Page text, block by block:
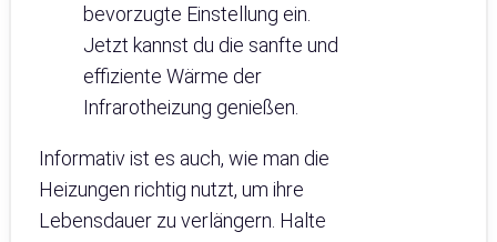
bevorzugte Einstellung ein.
Jetzt kannst du die sanfte und
effiziente Wärme der
Infrarotheizung genießen.
Informativ ist es auch, wie man die
Heizungen richtig nutzt, um ihre
Lebensdauer zu verlängern. Halte